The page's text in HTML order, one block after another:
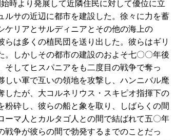
時より発展して近隣住民に対して優位に立
ルサの近辺に都市を建設した。徐々に力を蓄
ケリアとサルディニアとその他の海上の
は多くの植民団を送り出した。彼らはギリ
。しかしその都市の建設のおよそ七〇〇年後
してヒスパニアをも二度目の戦争で奪っ
い軍で互いの領地を攻撃し、ハンニバル麾
たが、大コルネリウス・スキピオ指揮下の
砕し、彼らの船と象を取り、しばらくの間
マ人とカルタゴ人との間で結ばれて五〇年
争が彼らの間で勃発するまでのことだっ